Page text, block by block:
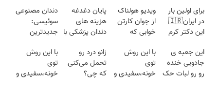
برای اولین بار
در ایران🇮🇷
این دکتر کرم
روزه ساخت!
ویدیو هولناک
از جوان کارتن
خوابی که
آموزش رایگان
پایان دغدغه
هزینه های
دندان پزشکی با
کننده خانگی
دندان مصنوعی
سوئیسی:
جدیدترین
سبک و مقاوم |
پرداخت قسطی
این جعبه ی
جادویی خنده
رو رو لبات حک
با این روش
توی
خونه،سفیدی و
زانو درد رو
تحمل می‌کنی
که چی؟
با این روش
توی
خونه،سفیدی و